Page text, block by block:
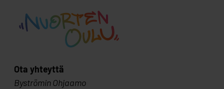
Ota yhteyttä
Byströmin Ohjaamo